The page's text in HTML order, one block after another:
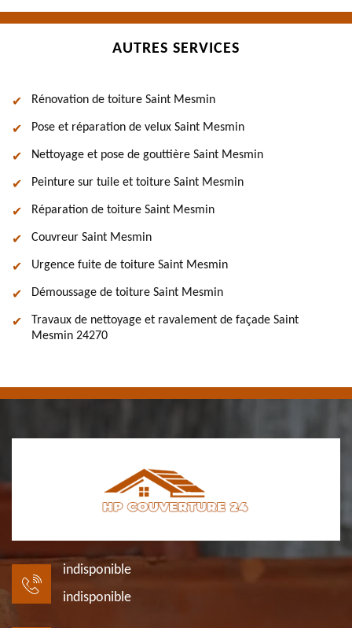
AUTRES SERVICES
Rénovation de toiture Saint Mesmin
Pose et réparation de velux Saint Mesmin
Nettoyage et pose de gouttière Saint Mesmin
Peinture sur tuile et toiture Saint Mesmin
Réparation de toiture Saint Mesmin
Couvreur Saint Mesmin
Urgence fuite de toiture Saint Mesmin
Démoussage de toiture Saint Mesmin
Travaux de nettoyage et ravalement de façade Saint
Mesmin 24270
indisponible
indisponible